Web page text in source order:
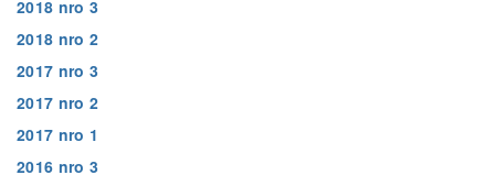
2018 nro 3
2018 nro 2
2017 nro 3
2017 nro 2
2017 nro 1
2016 nro 3